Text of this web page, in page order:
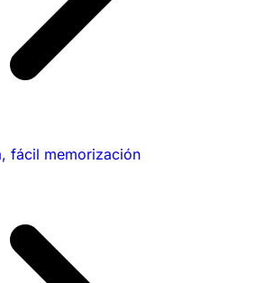
fácil memorización